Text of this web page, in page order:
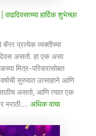
हार्दिक शुभेच्छा
प्रत्येक व्यक्तीच्या
असतो. हा एक असा
मित्र-परिवारासोबत
सुरुवात उत्साहाने आणि
असतो, आणि त्यात एक
मराठी.… अधिक वाचा